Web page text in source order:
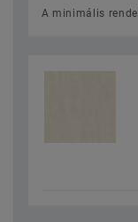
A minimális